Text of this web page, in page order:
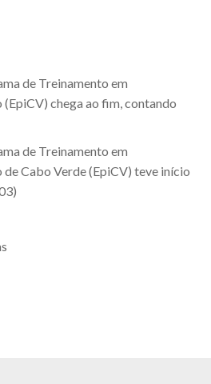
de Treinamento em
chega ao fim, contando
de Treinamento em
Cabo Verde (EpiCV) teve início